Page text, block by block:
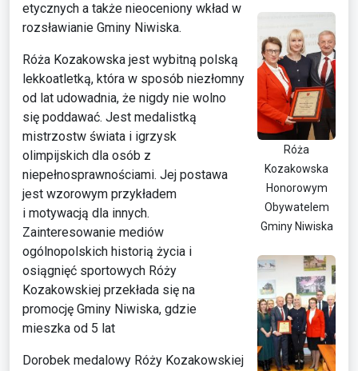
Róża
Kozakowska
Honorowym
Obywatelem
Gminy Niwiska
etycznych a także nieoceniony wkład w
rozsławianie Gminy Niwiska.
Róża Kozakowska jest wybitną polską
lekkoatletką, która w sposób niezłomny
od lat udowadnia, że nigdy nie wolno
się poddawać. Jest medalistką
mistrzostw świata i igrzysk
olimpijskich dla osób z
niepełnosprawnościami. Jej postawa
jest wzorowym przykładem
i motywacją dla innych.
Zainteresowanie mediów
ogólnopolskich historią życia i
osiągnięć sportowych Róży
Kozakowskiej przekłada się na
promocję Gminy Niwiska, gdzie
mieszka od 5 lat
Dorobek medalowy Róży Kozakowskiej